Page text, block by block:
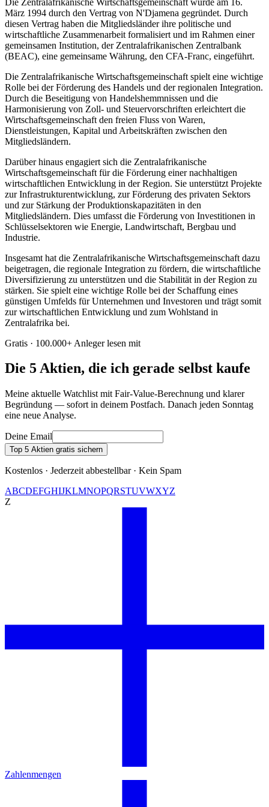
März 1994 durch den Vertrag von N'Djamena gegründet. Durch
diesen Vertrag haben die Mitgliedsländer ihre politische und
wirtschaftliche Zusammenarbeit formalisiert und im Rahmen einer
gemeinsamen Institution, der Zentralafrikanischen Zentralbank
(BEAC), eine gemeinsame Währung, den CFA-Franc, eingeführt.
Die Zentralafrikanische Wirtschaftsgemeinschaft spielt eine wichtige
Rolle bei der Förderung des Handels und der regionalen Integration.
Durch die Beseitigung von Handelshemmnissen und die
Harmonisierung von Zoll- und Steuervorschriften erleichtert die
Wirtschaftsgemeinschaft den freien Fluss von Waren,
Dienstleistungen, Kapital und Arbeitskräften zwischen den
Mitgliedsländern.
Darüber hinaus engagiert sich die Zentralafrikanische
Wirtschaftsgemeinschaft für die Förderung einer nachhaltigen
wirtschaftlichen Entwicklung in der Region. Sie unterstützt Projekte
zur Infrastrukturentwicklung, zur Förderung des privaten Sektors
und zur Stärkung der Produktionskapazitäten in den
Mitgliedsländern. Dies umfasst die Förderung von Investitionen in
Schlüsselsektoren wie Energie, Landwirtschaft, Bergbau und
Industrie.
Insgesamt hat die Zentralafrikanische Wirtschaftsgemeinschaft dazu
beigetragen, die regionale Integration zu fördern, die wirtschaftliche
Diversifizierung zu unterstützen und die Stabilität in der Region zu
stärken. Sie spielt eine wichtige Rolle bei der Schaffung eines
günstigen Umfelds für Unternehmen und Investoren und trägt somit
zur wirtschaftlichen Entwicklung und zum Wohlstand in
Zentralafrika bei.
Gratis · 100.000+ Anleger lesen mit
Die 5 Aktien, die ich gerade selbst kaufe
Meine aktuelle Watchlist mit Fair-Value-Berechnung und klarer
Begründung — sofort in deinem Postfach. Danach jeden Sonntag
eine neue Analyse.
Deine Email
Top 5 Aktien gratis sichern
Kostenlos · Jederzeit abbestellbar · Kein Spam
ABCDEFGHIJKLMNOPQRSTUVWXYZ
Z
Zahlenmengen